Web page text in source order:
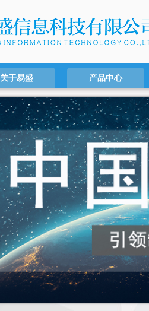
关于易盛 产品中心